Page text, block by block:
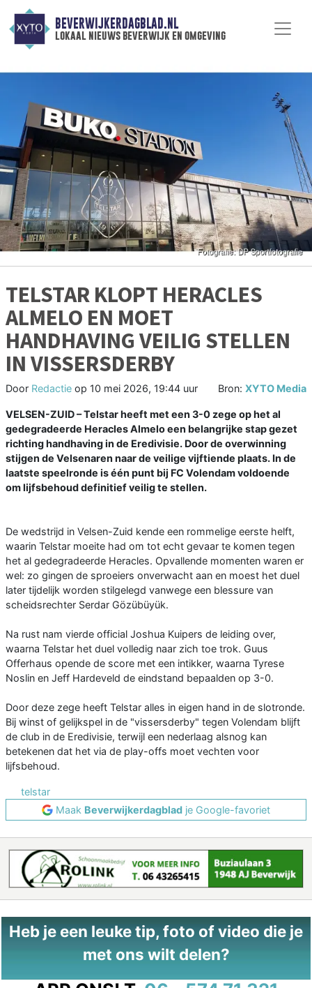
BEVERWIJKERDAGBLAD.NL
lokaal nieuws beverwijk en omgeving
TELSTAR KLOPT HERACLES
ALMELO EN MOET
HANDHAVING VEILIG STELLEN
IN VISSERSDERBY
Door Redactie op 10 mei 2026, 19:44 uur Bron: XYTO Media
VELSEN-ZUID – Telstar heeft met een 3-0 zege op het al
gedegradeerde Heracles Almelo een belangrijke stap gezet
richting handhaving in de Eredivisie. Door de overwinning
stijgen de Velsenaren naar de veilige vijftiende plaats. In de
laatste speelronde is één punt bij FC Volendam voldoende
om lijfsbehoud definitief veilig te stellen.
De wedstrijd in Velsen-Zuid kende een rommelige eerste helft,
waarin Telstar moeite had om tot echt gevaar te komen tegen
het al gedegradeerde Heracles. Opvallende momenten waren er
wel: zo gingen de sproeiers onverwacht aan en moest het duel
later tijdelijk worden stilgelegd vanwege een blessure van
scheidsrechter Serdar Gözübüyük.
Na rust nam vierde official Joshua Kuipers de leiding over,
waarna Telstar het duel volledig naar zich toe trok. Guus
Offerhaus opende de score met een intikker, waarna Tyrese
Noslin en Jeff Hardeveld de eindstand bepaalden op 3-0.
Door deze zege heeft Telstar alles in eigen hand in de slotronde.
Bij winst of gelijkspel in de "vissersderby" tegen Volendam blijft
de club in de Eredivisie, terwijl een nederlaag alsnog kan
betekenen dat het via de play-offs moet vechten voor
lijfsbehoud.
telstar
Maak Beverwijkerdagblad je Google-favoriet
Heb je een leuke tip, foto of video die je
met ons wilt delen?